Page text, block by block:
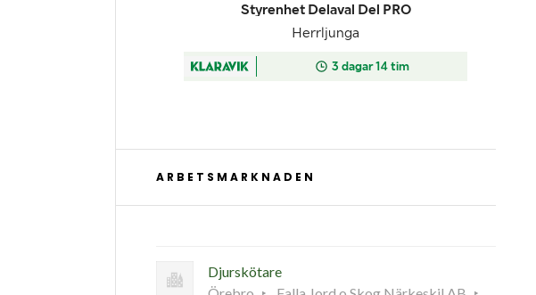
ARBETSMARKNADEN
Djurskötare